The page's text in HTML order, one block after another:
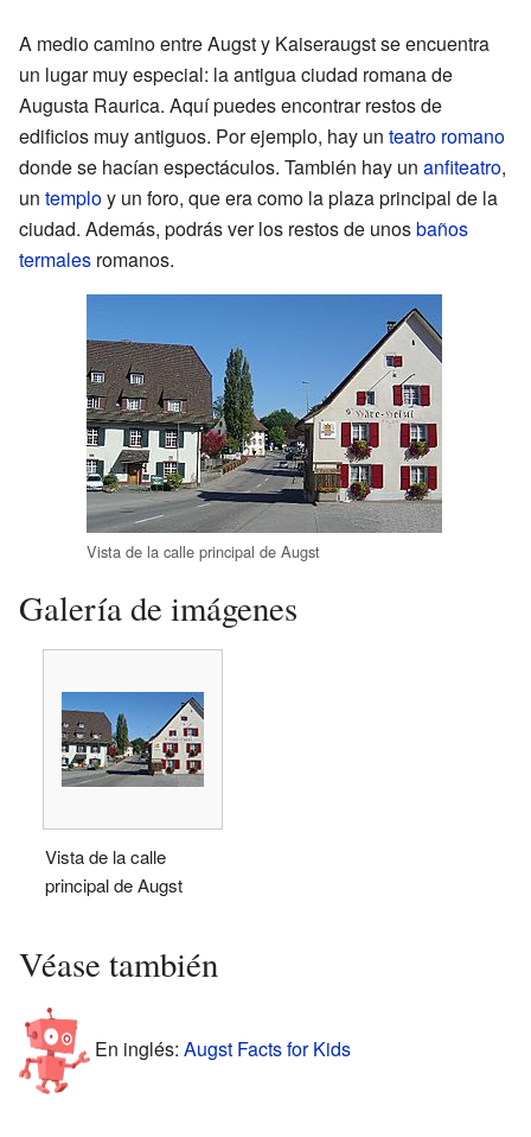
A medio camino entre Augst y Kaiseraugst se encuentra
un lugar muy especial: la antigua ciudad romana de
Augusta Raurica. Aquí puedes encontrar restos de
edificios muy antiguos. Por ejemplo, hay un teatro romano
donde se hacían espectáculos. También hay un anfiteatro,
un temploy un foro, que era como la plaza principal de la
ciudad. Además, podrás ver los restos de unosbaños
termales romanos.
Vista de la calle principal de Augst
Galería de imágenes
Vista de la calle
principal de Augst
Véase también
En inglés: Augst Facts for Kids